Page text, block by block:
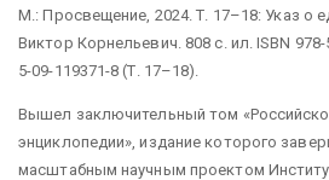
М.: Просвещение, 2024. Т. 17–18: Указ о
Виктор Корнельевич. 808 с. ил. ISBN
5-09-119371-8 (Т. 17–18).
Вышел заключительный том
энциклопедии», издание которого
масштабным научным проектом